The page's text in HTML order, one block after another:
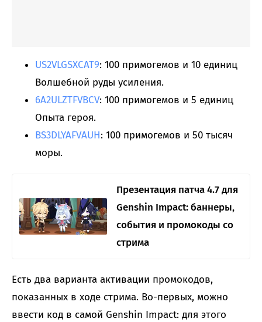
US2VLGSXCAT9: 100 примогемов и 10 единиц
Волшебной руды усиления.
6A2ULZTFVBCV: 100 примогемов и 5 единиц
Опыта героя.
BS3DLYAFVAUH: 100 примогемов и 50 тысяч
моры.
Презентация патча 4.7 для
Genshin Impact: баннеры,
события и промокоды со
стрима
Есть два варианта активации промокодов,
показанных в ходе стрима. Во-первых, можно
ввести код в самой Genshin Impact: для этого